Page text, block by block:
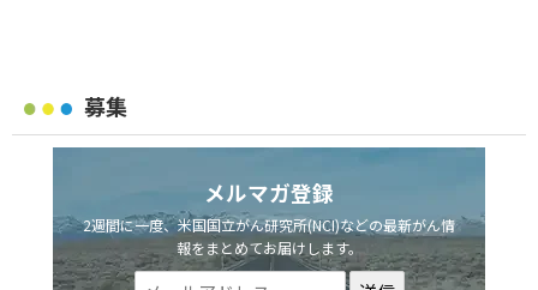
募集
メルマガ登録
2週間に一度、米国国立がん研究所(NCI)などの最新がん情
報をまとめてお届けします。